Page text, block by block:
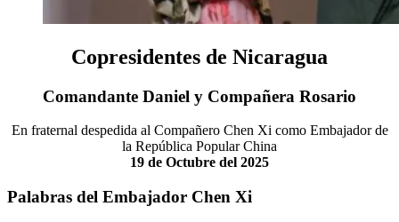
Copresidentes de Nicaragua
Comandante Daniel y Compañera Rosario
En fraternal despedida al Compañero Chen Xi como Embajador de
la República Popular China
19 de Octubre del 2025
Palabras del Embajador Chen Xi